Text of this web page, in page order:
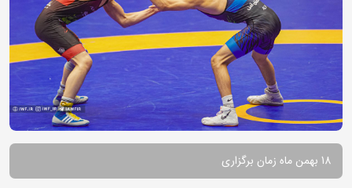
18 بهمن ماه زمان برگزاری